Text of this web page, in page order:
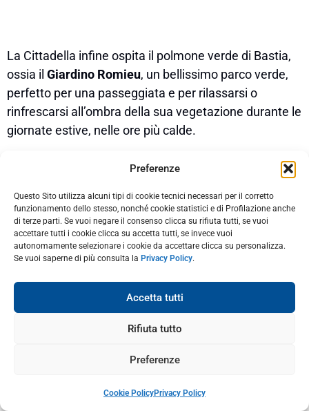
Preferenze
Questo Sito utilizza alcuni tipi di cookie tecnici necessari per il corretto
funzionamento dello stesso, nonché cookie statistici e di Profilazione anche
di terze parti. Se vuoi negare il consenso clicca su rifiuta tutti, se vuoi
accettare tutti i cookie clicca su accetta tutti, se invece vuoi
autonomamente selezionare i cookie da accettare clicca su personalizza.
Se vuoi saperne di più consulta la Privacy Policy.
Accetta tutti
Rifiuta tutto
Preferenze
Cookie PolicyPrivacy Policy
La Cittadella infine ospita il polmone verde di Bastia,
ossia il Giardino Romieu, un bellissimo parco verde,
perfetto per una passeggiata e per rilassarsi o
rinfrescarsi all’ombra della sua vegetazione durante le
giornate estive, nelle ore più calde.
sul
anche per godere di albe spettacolari.
Per scendere al Porto Vecchio è possibile percorrere
la scalinata oppure prendere l’ascensore.
Cosa e dove mangiare a